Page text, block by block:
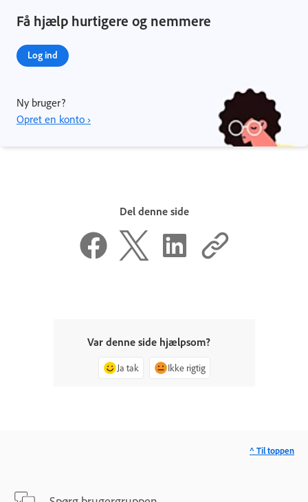
Få hjælp hurtigere og nemmere
Log ind
Ny bruger?
Opret en konto ›
Del denne side
Var denne side hjælpsom?
Ja tak Ikke rigtig
^ Til toppen